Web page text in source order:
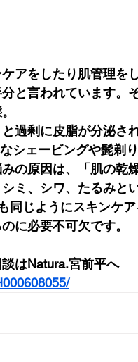
アをしたり肌管理を
と言われています。
過剰に皮脂が分泌さ
シェービングや髭剃
の原因は、「肌の乾
ミ、シワ、たるみと
同じようにスキンケ
に必要不可欠です。
はNatura.宮前平へ